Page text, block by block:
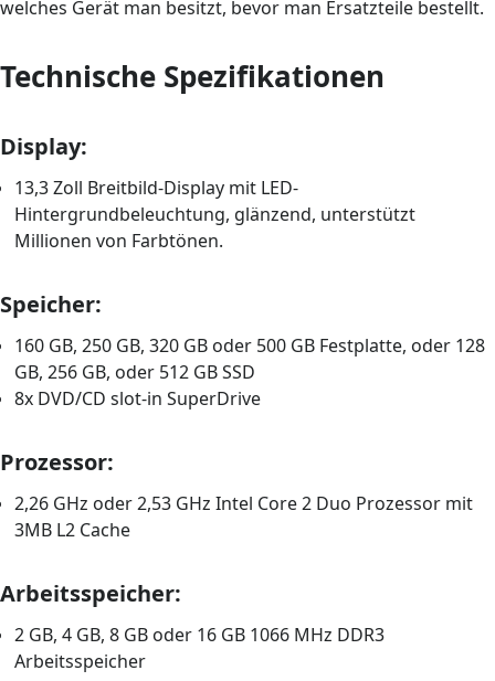
welches Gerät man besitzt, bevor man Ersatzteile bestellt.
Technische Spezifikationen
Display:
13,3 Zoll Breitbild-Display mit LED-
Hintergrundbeleuchtung, glänzend, unterstützt
Millionen von Farbtönen.
Speicher:
160 GB, 250 GB, 320 GB oder 500 GB Festplatte, oder 128
GB, 256 GB, oder 512 GB SSD
8x DVD/CD slot-in SuperDrive
Prozessor:
2,26 GHz oder 2,53 GHz Intel Core 2 Duo Prozessor mit
3MB L2 Cache
Arbeitsspeicher:
2 GB, 4 GB, 8 GB oder 16 GB 1066 MHz DDR3
Arbeitsspeicher